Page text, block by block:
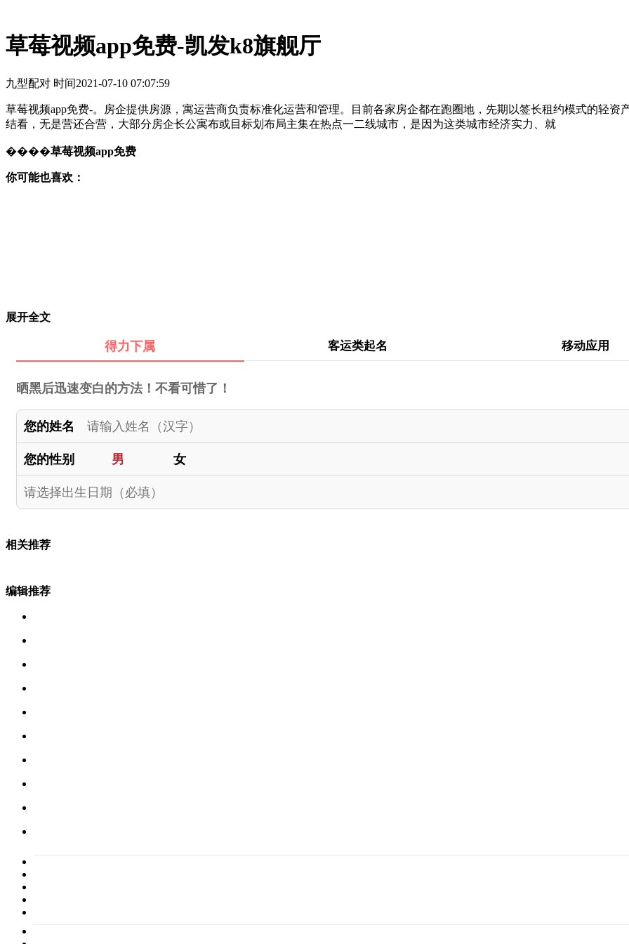
草莓视频app免费-凯发k8旗舰厅
九型配对 时间2021-07-10 07:07:59
草莓视频app免费-。房企提供房源，寓运营商负责标准化运营和管理。目前各家房企都在跑圈地，先期以签长租约模式的轻
结看，无是营还合营，大部分房企长公寓布或目标划布局主集在热点一二线城市，是因为这类城市经济实力、就
����草莓视频app免费
你可能也喜欢：
展开全文
得力下属 客运类起名 移动应用
晒黑后迅速变白的方法！不看可惜了！
您的姓名
您的性别 男 女
相关推荐
编辑推荐